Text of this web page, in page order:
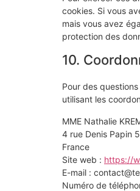
cookies. Si vous
mais vous avez
protection des
10.
Pour des
utilisant les
MME Nathalie
4 rue Denis Papin
France
Site web : https://
E-mail :
Numéro de